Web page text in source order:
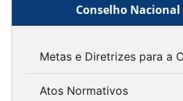
Conselho Nacional
Metas e Diretrizes para a
Atos Normativos